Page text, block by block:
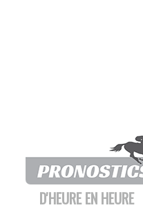
D'HEURE EN HEURE